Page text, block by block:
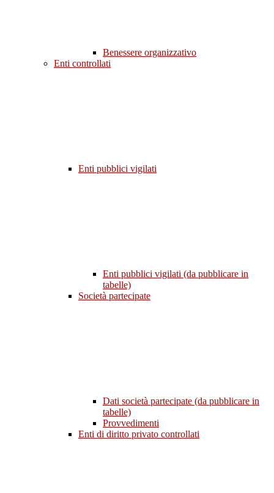
Benessere organizzativo
Enti controllati
Enti pubblici vigilati
Enti pubblici vigilati (da pubblicare in
tabelle)
Società partecipate
Dati società partecipate (da pubblicare in
tabelle)
Provvedimenti
Enti di diritto privato controllati